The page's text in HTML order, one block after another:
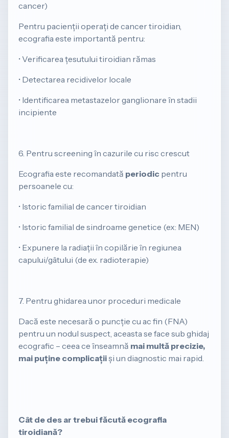
cancer)
​Pentru pacienții operați de cancer tiroidian,
ecografia este importantă pentru:
• Verificarea țesutului tiroidian rămas
• Detectarea recidivelor locale
• Identificarea metastazelor ganglionare în stadii
incipiente
6. Pentru screening în cazurile cu risc crescut
​Ecografia este recomandată periodic pentru
persoanele cu:
• Istoric familial de cancer tiroidian
• Istoric familial de sindroame genetice (ex: MEN)
• Expunere la radiații în copilărie în regiunea
capului/gâtului (de ex. radioterapie)
7. Pentru ghidarea unor proceduri medicale
​Dacă este necesară o puncție cu ac fin (FNA)
pentru un nodul suspect, aceasta se face sub ghidaj
ecografic – ceea ce înseamnă mai multă precizie,
mai puține complicațiiși un diagnostic mai rapid.
Cât de des ar trebui făcută ecografia
tiroidiană?